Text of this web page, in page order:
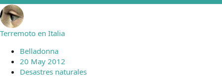
Terremoto en Italia
Belladonna
20 May 2012
Desastres naturales